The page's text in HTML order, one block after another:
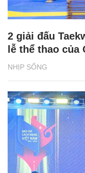
NHỊP SỐNG
2 giải đấu
lễ thể thao của